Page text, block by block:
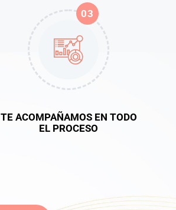
03
TE ACOMPAÑAMOS EN TODO
EL PROCESO